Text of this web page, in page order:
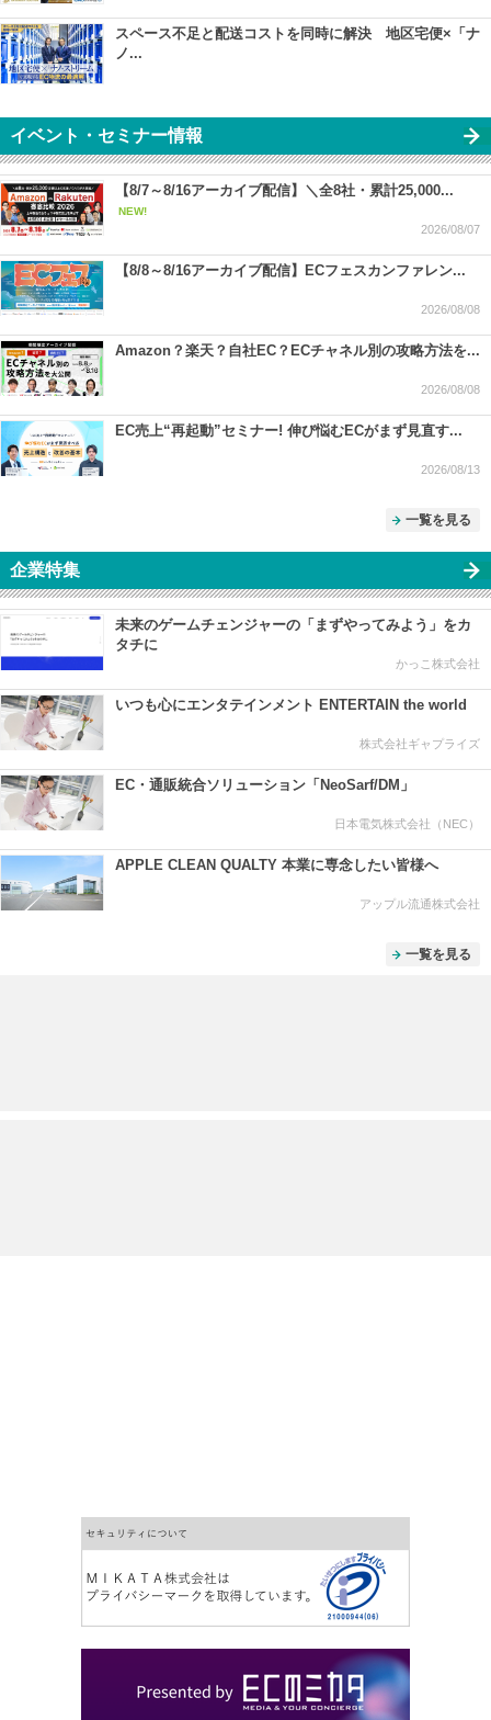
スペース不足と配送コストを同時に解決 地区宅便×「ナ
ノ...
イベント・セミナー情報
【8/7～8/16アーカイブ配信】＼全8社・累計25,000...
NEW!
2026/08/07
【8/8～8/16アーカイブ配信】ECフェスカンファレン...
2026/08/08
Amazon？楽天？自社EC？ECチャネル別の攻略方法を...
2026/08/08
EC売上“再起動”セミナー! 伸び悩むECがまず見直す...
2026/08/13
一覧を見る
企業特集
未来のゲームチェンジャーの「まずやってみよう」をカ
タチに
かっこ株式会社
いつも心にエンタテインメント ENTERTAIN the world
株式会社ギャプライズ
EC・通販統合ソリューション「NeoSarf/DM」
日本電気株式会社（NEC）
APPLE CLEAN QUALTY 本業に専念したい皆様へ
アップル流通株式会社
一覧を見る